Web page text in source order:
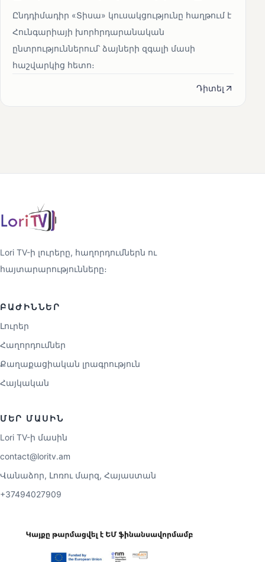
Ընդդիմադիր «Տիսա» կուսակցությունը հաղթում է
Հունգարիայի խորհրդարանական
ընտրություններում՝ ձայների զգալի մասի
հաշվարկից հետո։
Դիտել
Lori TV-ի լուրերը, հաղորդումներն ու
հայտարարությունները։
ԲԱԺԻՆՆԵՐ
Լուրեր
Հաղորդումներ
Քաղաքացիական լրագրություն
Հայկական
ՄԵՐ ՄԱՍԻՆ
Lori TV-ի մասին
contact@loritv.am
Վանաձոր, Լոռու մարզ, Հայաստան
+37494027909